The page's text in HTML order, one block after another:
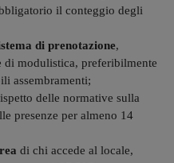
il conteggio degli
di prenotazione,
di modulistica, preferibilmente
assembramenti;
delle normative sulla
presenze per almeno 14
di chi accede al locale,